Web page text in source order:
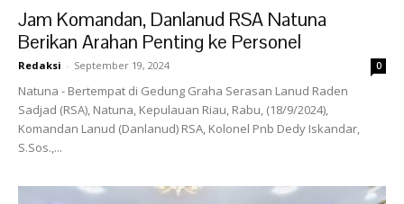
Jam Komandan, Danlanud RSA Natuna
Berikan Arahan Penting ke Personel
Redaksi - September 19, 2024 0
Natuna - Bertempat di Gedung Graha Serasan Lanud Raden
Sadjad (RSA), Natuna, Kepulauan Riau, Rabu, (18/9/2024),
Komandan Lanud (Danlanud) RSA, Kolonel Pnb Dedy Iskandar,
S.Sos.,...